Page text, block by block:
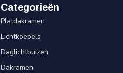
Categorieën
Platdakramen
Lichtkoepels
Daglichtbuizen
Dakramen